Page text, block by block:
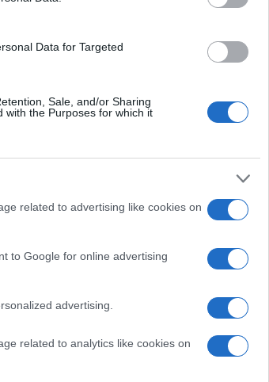
Data for Targeted
Sale, and/or Sharing
with the Purposes for which it
related to advertising like cookies on
to Google for online advertising
advertising.
related to analytics like cookies on
con il suo nemico
l’Establishment
paga per fare il
Perché? Perché
28 capaci di
le comprerebbe
le
consegnate o sono
aiutato con l’Isis?
sia per reddito
stesso, bravi nello
del vecchio Lenin:
mai saremo una
una insuperabile